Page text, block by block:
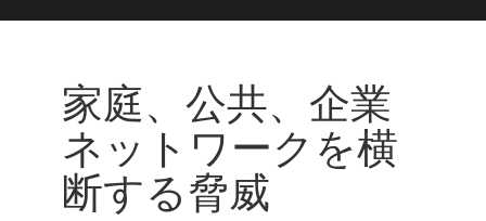
6つの一般的なテクニック
ベスト プラクティス
公共Wi-Fiのセキュリティ確保
Wi-Fiハッキングの兆候
家庭、公共、企業
ネットワークを横
断する脅威